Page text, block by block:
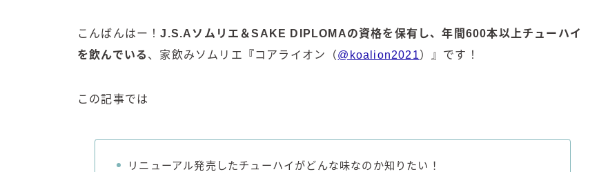
BAR Pomum（バー・ポームム）
角ハイボール
アサヒ
こんばんはー！J.S.Aソムリエ＆SAKE DIPLOMAの資格を保有し、年間600本以上チューハイ
を飲んでいる 、家飲みソムリエ 『コアライオン（@koalion2021）』です！
この記事では
リニューアル発売したチューハイがどんな味なのか知りたい！